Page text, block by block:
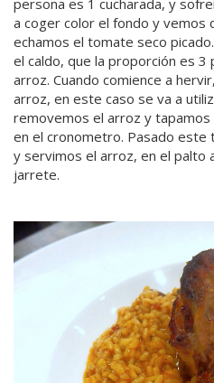
persona es 1 cucharada, y
a coger color el fondo y vemos
echamos el tomate seco
el caldo, que la proporción es
arroz. Cuando comience a
arroz, en este caso se va a
removemos el arroz y
en el cronometro. Pasado este
y servimos el arroz, en el palto
jarrete.